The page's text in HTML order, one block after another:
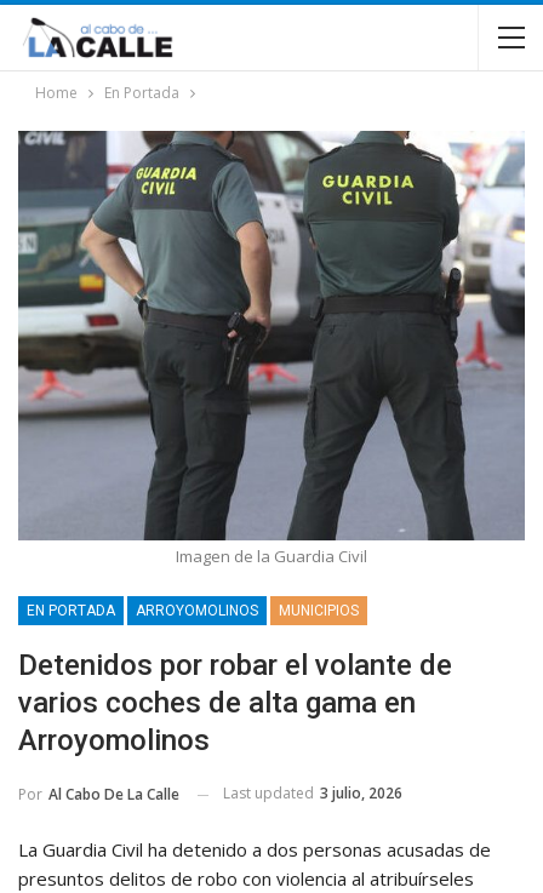
Home En Portada
Imagen de la Guardia Civil
EN PORTADA ARROYOMOLINOS MUNICIPIOS
Detenidos por robar el volante de
varios coches de alta gama en
Arroyomolinos
Por Al Cabo De La Calle Last updated 3 julio, 2026
La Guardia Civil ha detenido a dos personas acusadas de
presuntos delitos de robo con violencia al atribuírseles